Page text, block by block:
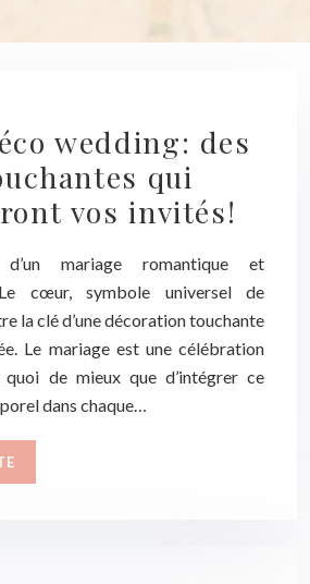
wedding: des
qui
vos invités!
mariage romantique et
cœur, symbole universel de
la clé d’une décoration touchante
Le mariage est une célébration
quoi de mieux que d’intégrer ce
dans chaque…